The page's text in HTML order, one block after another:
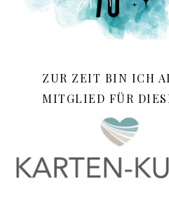
ZUR ZEIT BIN ICH
MITGLIED FÜR